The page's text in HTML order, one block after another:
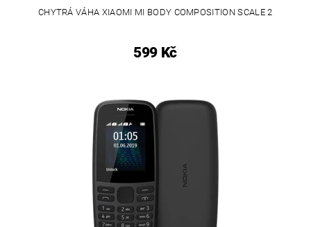
CHYTRÁ VÁHA XIAOMI MI BODY COMPOSITION SCALE 2
599 Kč